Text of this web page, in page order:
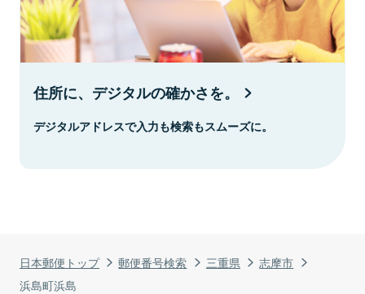
日本郵便トップ 郵便番号検索 三重県
志摩市
浜島町浜島
住所に、デジタルの確かさを。
デジタルアドレスで入力も検索もスムーズに。